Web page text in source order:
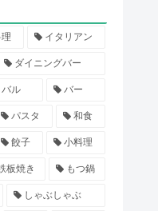
イタリアン
ダイニングバー
バル バー
パスタ 和食
餃子 小料理
板焼き もつ鍋
しゃぶしゃぶ